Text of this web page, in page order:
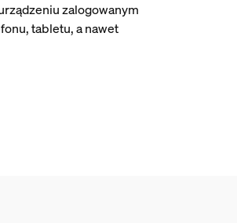
zalogowanym
tabletu, a nawet